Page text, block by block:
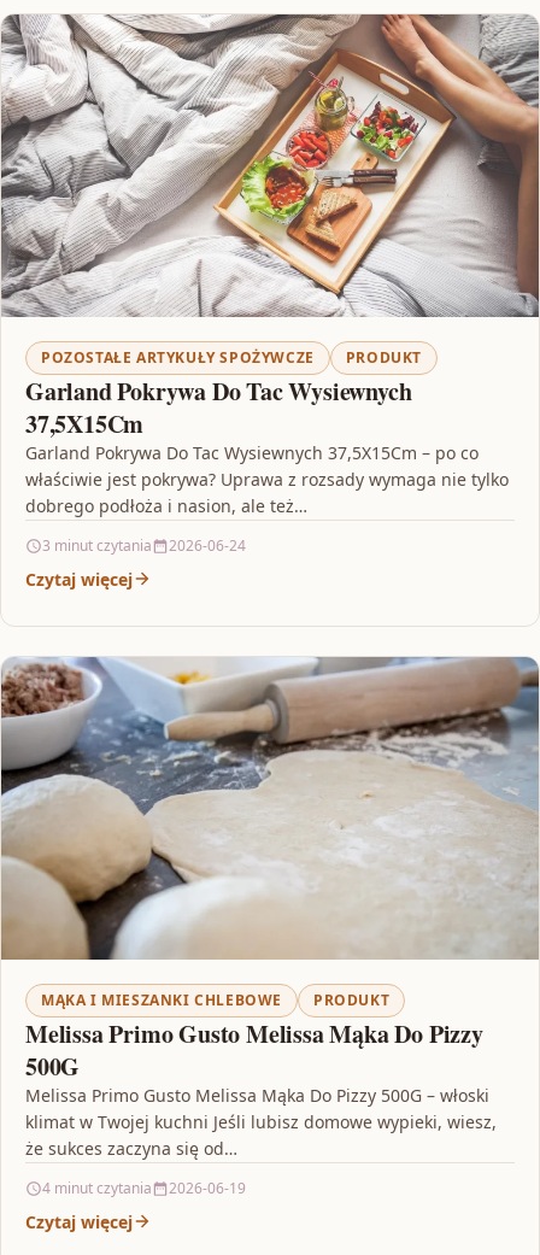
POZOSTAŁE ARTYKUŁY SPOŻYWCZE PRODUKT
Garland Pokrywa Do Tac Wysiewnych
37,5X15Cm
Garland Pokrywa Do Tac Wysiewnych 37,5X15Cm – po co
właściwie jest pokrywa? Uprawa z rozsady wymaga nie tylko
dobrego podłoża i nasion, ale też…
3 minut czytania 2026-06-24
Czytaj więcej
MĄKA I MIESZANKI CHLEBOWE PRODUKT
Melissa Primo Gusto Melissa Mąka Do Pizzy
500G
Melissa Primo Gusto Melissa Mąka Do Pizzy 500G – włoski
klimat w Twojej kuchni Jeśli lubisz domowe wypieki, wiesz,
że sukces zaczyna się od…
4 minut czytania 2026-06-19
Czytaj więcej